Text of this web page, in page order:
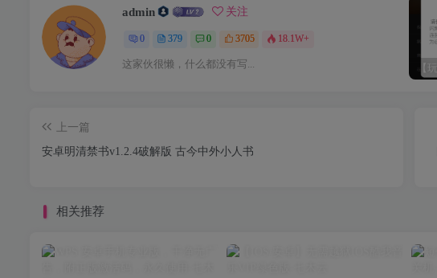
admin 关注
0 379 0 3705 18.1W+
这家伙很懒，什么都没有写...
上一篇
安卓明清禁书v1.2.4破解版 古今中外小人书
相关推荐